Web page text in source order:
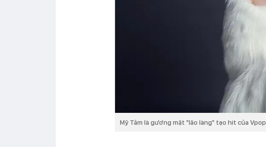
Mỹ Tâm là gương mặt "lão làng" tạo hit của Vpop.